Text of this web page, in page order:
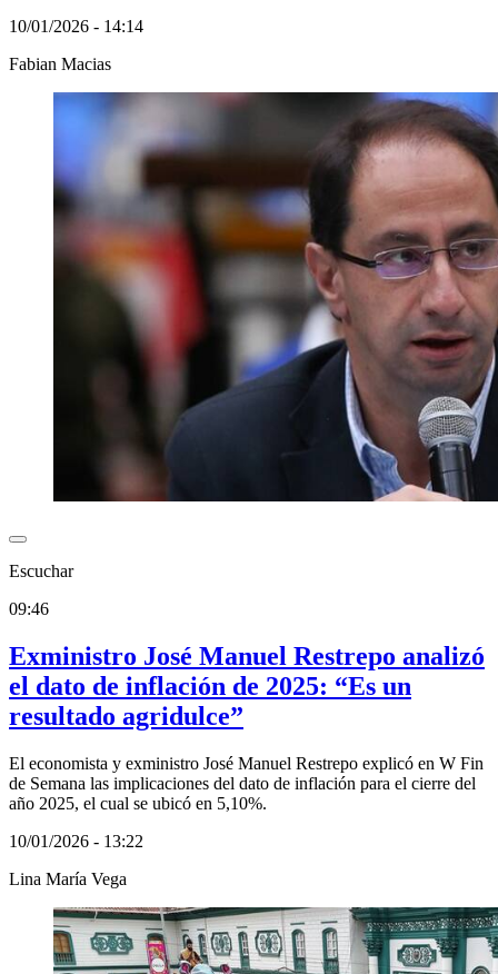
10/01/2026 - 14:14
Fabian Macias
Escuchar
09:46
Exministro José Manuel Restrepo analizó
el dato de inflación de 2025: “Es un
resultado agridulce”
El economista y exministro José Manuel Restrepo explicó en W Fin
de Semana las implicaciones del dato de inflación para el cierre del
año 2025, el cual se ubicó en 5,10%.
10/01/2026 - 13:22
Lina María Vega